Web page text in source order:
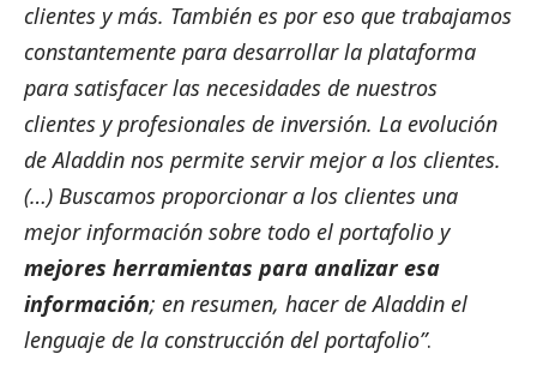
clientes y más. También es por eso que trabajamos
constantemente para desarrollar la plataforma
para satisfacer las necesidades de nuestros
clientes y profesionales de inversión. La evolución
de Aladdin nos permite servir mejor a los clientes.
(…) Buscamos proporcionar a los clientes una
mejor información sobre todo el portafolio y
mejores herramientas para analizar esa
información; en resumen, hacer de Aladdin el
lenguaje de la construcción del portafolio”.